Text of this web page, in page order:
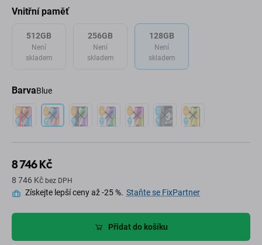
Vnitřní paměť
512GB
Není
skladem
256GB
Není
skladem
128GB
Není
skladem
BarvaBlue
8 746 Kč
8 746 Kč bez DPH
Získejte lepší ceny až -25 %. Staňte se FixPartner
Přidat do košíku